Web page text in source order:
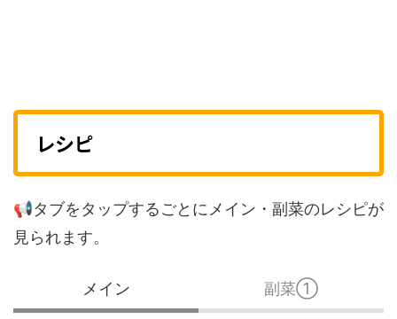
レシピ
📢タブをタップするごとにメイン・副菜のレシピが
見られます。
メイン 副菜①